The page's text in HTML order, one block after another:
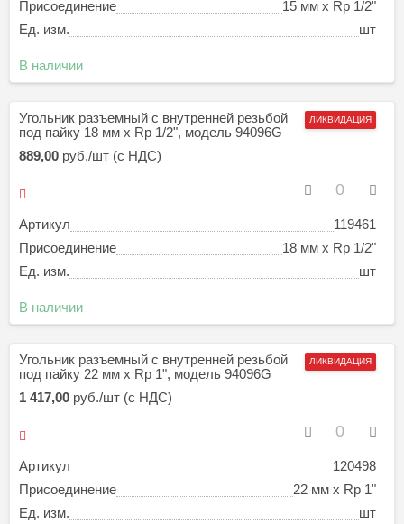
Присоединение
15 мм х Rp 1/2"
Ед. изм.
шт
В наличии
Угольник разъемный с внутренней резьбой
под пайку 18 мм х Rp 1/2", модель 94096G
Артикул
119461
Присоединение
18 мм х Rp 1/2"
Ед. изм.
шт
889,00 руб./шт (с НДС)
В наличии
ЛИКВИДАЦИЯ
Угольник разъемный с внутренней резьбой
под пайку 22 мм х Rp 1", модель 94096G
Артикул
120498
Присоединение
22 мм х Rp 1"
Ед. изм.
шт
1 417,00 руб./шт (с НДС)
ЛИКВИДАЦИЯ